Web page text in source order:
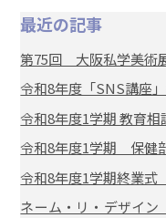
最近の記事
第75回 大阪私学美術
令和8年度「SNS講座
令和8年度1学期 教育
令和8年度1学期 保健
令和8年度1学期終業
ネーム・リ・デザイ